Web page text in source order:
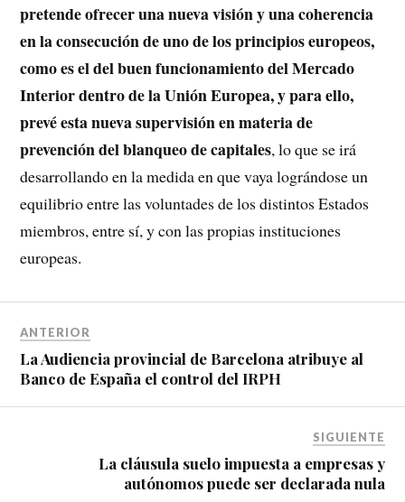
pretende ofrecer una nueva visión y una coherencia
en la consecución de uno de los principios europeos,
como es el del buen funcionamiento del Mercado
Interior dentro de la Unión Europea, y para ello,
prevé esta nueva supervisión en materia de
prevención del blanqueo de capitales, lo que se irá
desarrollando en la medida en que vaya lográndose un
equilibrio entre las voluntades de los distintos Estados
miembros, entre sí, y con las propias instituciones
europeas.
ANTERIOR
La Audiencia provincial de Barcelona atribuye al
Banco de España el control del IRPH
SIGUIENTE
La cláusula suelo impuesta a empresas y
autónomos puede ser declarada nula